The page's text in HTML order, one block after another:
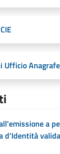
Ufficio
a
d'Identità